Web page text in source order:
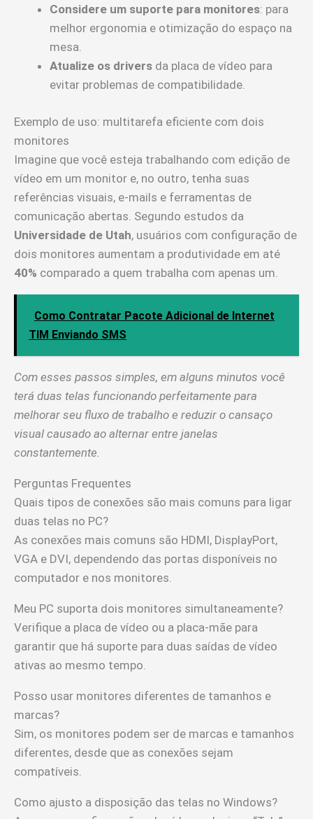
Considere um suporte para monitores: para
melhor ergonomia e otimização do espaço na
mesa.
Atualize os drivers da placa de vídeo para
evitar problemas de compatibilidade.
Exemplo de uso: multitarefa eficiente com dois
monitores
Imagine que você esteja trabalhando com edição de
vídeo em um monitor e, no outro, tenha suas
referências visuais, e-mails e ferramentas de
comunicação abertas. Segundo estudos da
Universidade de Utah, usuários com configuração de
dois monitores aumentam a produtividade em até
40% comparado a quem trabalha com apenas um.
Como Contratar Pacote Adicional de Internet
TIM Enviando SMS
Com esses passos simples, em alguns minutos você
terá duas telas funcionando perfeitamente para
melhorar seu fluxo de trabalho e reduzir o cansaço
visual causado ao alternar entre janelas
constantemente.
Perguntas Frequentes
Quais tipos de conexões são mais comuns para ligar
duas telas no PC?
As conexões mais comuns são HDMI, DisplayPort,
VGA e DVI, dependendo das portas disponíveis no
computador e nos monitores.
Meu PC suporta dois monitores simultaneamente?
Verifique a placa de vídeo ou a placa-mãe para
garantir que há suporte para duas saídas de vídeo
ativas ao mesmo tempo.
Posso usar monitores diferentes de tamanhos e
marcas?
Sim, os monitores podem ser de marcas e tamanhos
diferentes, desde que as conexões sejam
compatíveis.
Como ajusto a disposição das telas no Windows?